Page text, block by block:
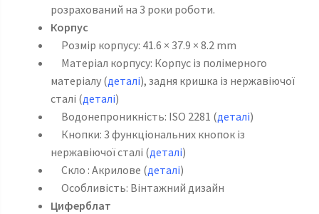
розрахований на 3 роки роботи.
Корпус
Розмір корпусу: 41.6 × 37.9 × 8.2 mm
Матеріал корпусу: Корпус із полімерного
матеріалу (деталі), задня кришка із нержавіючої
сталі (деталі)
Водонепроникність: ISO 2281 (деталі)
Кнопки: 3 функціональних кнопок із
нержавіючої сталі (деталі)
Скло : Акрилове (деталі)
Особливість: Вінтажний дизайн
Циферблат